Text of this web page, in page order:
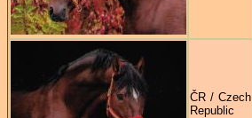
ČR / Czech
Republic